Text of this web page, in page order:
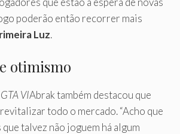
poderão então recorrer mais
Luz.
otimismo
GTA VIAbrak também destacou que
todo o mercado. “Acho que
talvez não joguem há algum